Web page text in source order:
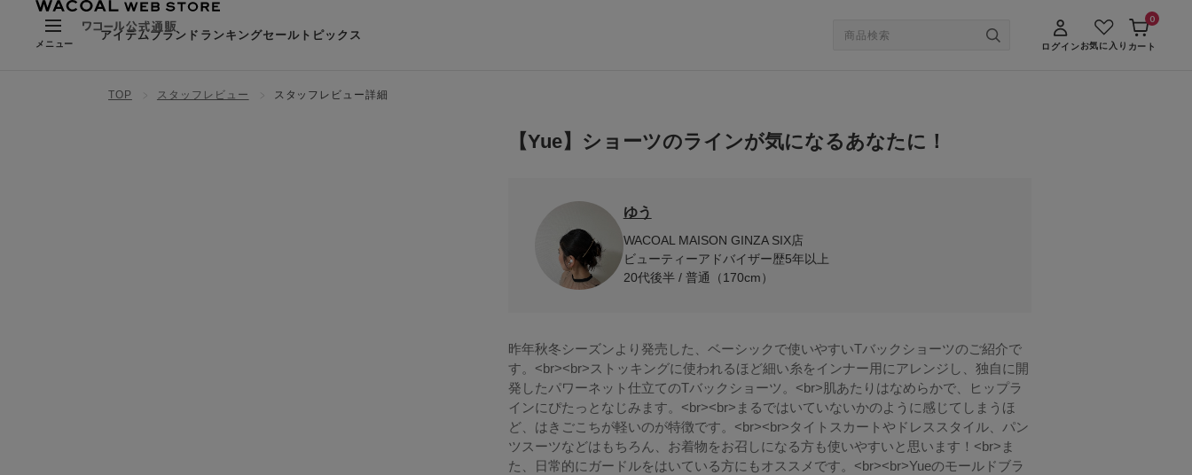
メニュー
アイテムブランド ランキングセールトピックス
ログインお気に入り カート
0
TOP スタッフレビュー スタッフレビュー詳細
【Yue】ショーツのラインが気になるあなたに！
ゆう
WACOAL MAISON GINZA SIX店
ビューティーアドバイザー歴5年以上
20代後半 / 普通（170cm）
昨年秋冬シーズンより発売した、ベーシックで使いやすいTバックショーツのご紹介で
す。<br><br>ストッキングに使われるほど細い糸をインナー用にアレンジし、独自に開
発したパワーネット仕立てのTバックショーツ。<br>肌あたりはなめらかで、ヒップラ
インにぴたっとなじみます。<br><br>まるではいていないかのように感じてしまうほ
ど、はきごこちが軽いのが特徴です。<br><br>タイトスカートやドレススタイル、パン
ツスーツなどはもちろん、お着物をお召しになる方も使いやすいと思います！<br>ま
た、日常的にガードルをはいている方にもオススメです。<br><br>Yueのモールドブラ